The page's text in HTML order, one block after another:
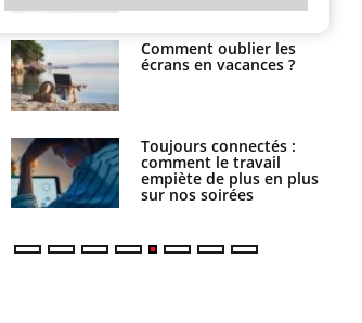
Comment oublier les
écrans en vacances ?
Toujours connectés :
comment le travail
empiète de plus en plus
sur nos soirées